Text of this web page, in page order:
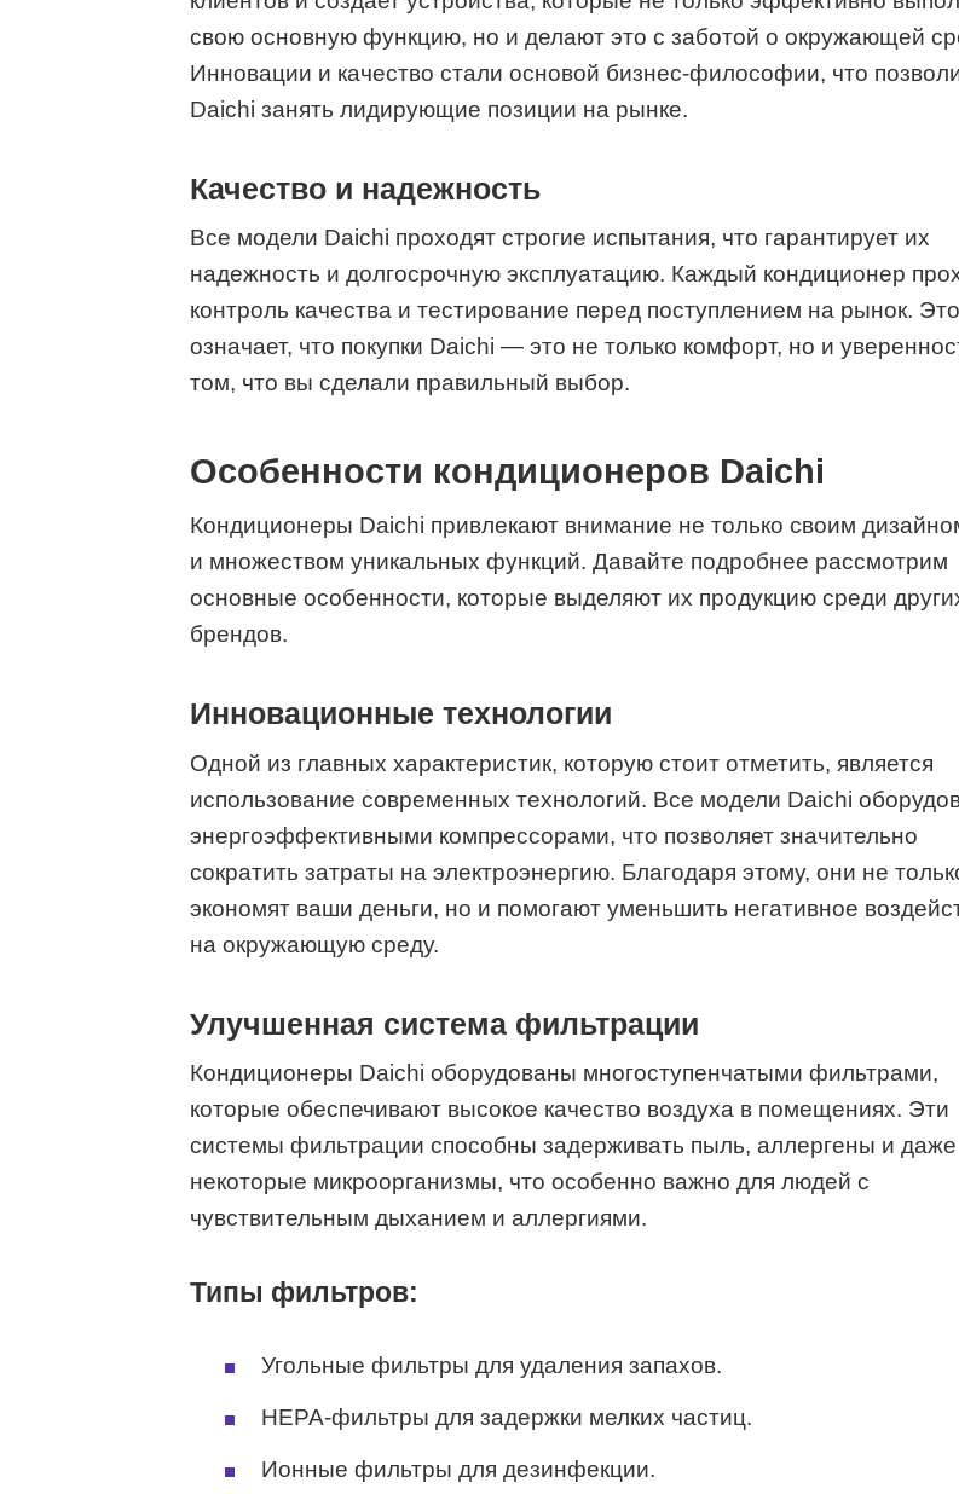
свою основную функцию, но и делают это с заботой о окружающей
Инновации и качество стали основой бизнес-философии, что
Daichi занять лидирующие позиции на рынке.
Качество и надежность
Все модели Daichi проходят строгие испытания, что гарантирует их
надежность и долгосрочную эксплуатацию. Каждый кондиционер
контроль качества и тестирование перед поступлением на рынок. Это
означает, что покупки Daichi — это не только комфорт, но и
том, что вы сделали правильный выбор.
Особенности кондиционеров Daichi
Кондиционеры Daichi привлекают внимание не только своим
и множеством уникальных функций. Давайте подробнее рассмотрим
основные особенности, которые выделяют их продукцию среди
брендов.
Инновационные технологии
Одной из главных характеристик, которую стоит отметить, является
использование современных технологий. Все модели Daichi
энергоэффективными компрессорами, что позволяет значительно
сократить затраты на электроэнергию. Благодаря этому, они не
экономят ваши деньги, но и помогают уменьшить негативное
на окружающую среду.
Улучшенная система фильтрации
Кондиционеры Daichi оборудованы многоступенчатыми фильтрами,
которые обеспечивают высокое качество воздуха в помещениях. Эти
системы фильтрации способны задерживать пыль, аллергены и даже
некоторые микроорганизмы, что особенно важно для людей с
чувствительным дыханием и аллергиями.
Типы фильтров:
Угольные фильтры для удаления запахов.
HEPA-фильтры для задержки мелких частиц.
Ионные фильтры для дезинфекции.